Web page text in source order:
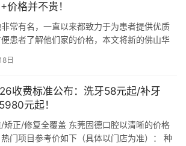
格并不贵！
常有名，一直以来都致力于为患者提供优质
患者了解他们家的价格，本文将新的佛山华
日
收费标准公布：洗牙58元起/补牙
元起！
矫正/修复全覆盖 东莞固德口腔以清晰的价格
门项目参考价如下（具体以门店为准）： 种